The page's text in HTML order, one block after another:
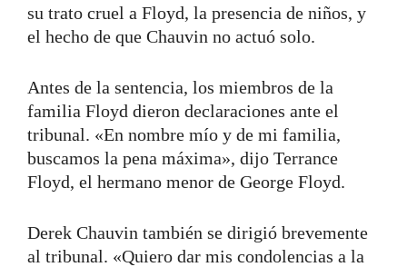
su trato cruel a Floyd, la presencia de niños, y
el hecho de que Chauvin no actuó solo.
Antes de la sentencia, los miembros de la
familia Floyd dieron declaraciones ante el
tribunal. «En nombre mío y de mi familia,
buscamos la pena máxima», dijo Terrance
Floyd, el hermano menor de George Floyd.
Derek Chauvin también se dirigió brevemente
al tribunal. «Quiero dar mis condolencias a la